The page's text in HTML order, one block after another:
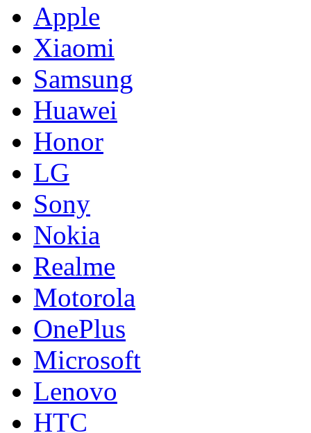
Apple
Xiaomi
Samsung
Huawei
Honor
LG
Sony
Nokia
Realme
Motorola
OnePlus
Microsoft
Lenovo
HTC